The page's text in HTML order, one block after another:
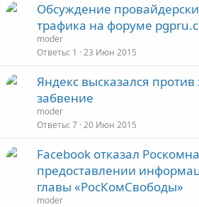
Обсуждение
трафика на форуме
moder
Ответы 1 23 Июн 2015
Яндекс высказался
забвение
moder
Ответы 7 20 Июн 2015
Facebook отказал
предоставлении
главы «РосКомСвободы»
moder